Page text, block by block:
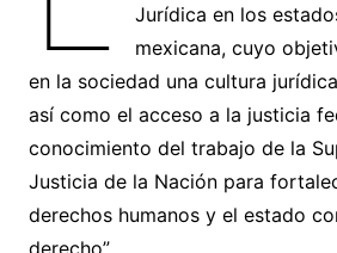
Jurídica en los
mexicana, cuyo
en la sociedad una cultura
así como el acceso a la justicia
conocimiento del trabajo de la
Justicia de la Nación para
derechos humanos y el estado
derecho”.